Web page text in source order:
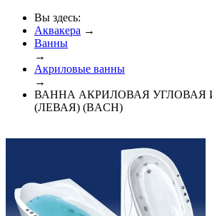
Вы здесь:
Аквакера →
Ванны
→
Акриловые ванны
→
ВАННА АКРИЛОВАЯ УГЛОВАЯ
(ЛЕВАЯ) (BACH)